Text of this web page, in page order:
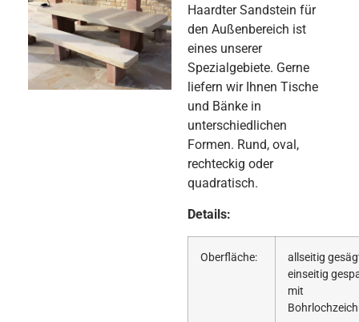
Haardter Sandstein für
den Außenbereich ist
eines unserer
Spezialgebiete. Gerne
liefern wir Ihnen Tische
und Bänke in
unterschiedlichen
Formen. Rund, oval,
rechteckig oder
quadratisch.
Details:
Oberfläche:
allseitig
einseitig
mit